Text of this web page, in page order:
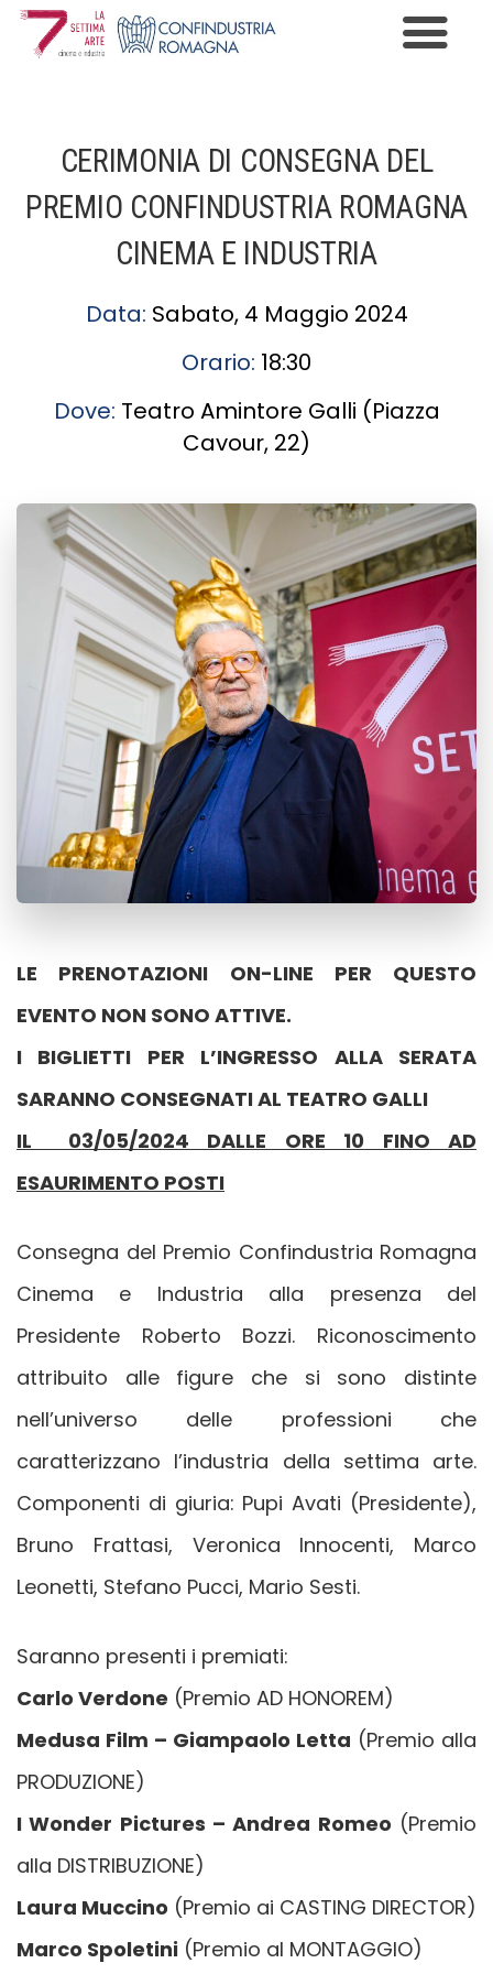
Programma
Edizioni
CERIMONIA DI CONSEGNA DEL
PREMIO CONFINDUSTRIA ROMAGNA
CINEMA E INDUSTRIA
Data: Sabato, 4 Maggio 2024
Orario: 18:30
Dove: Teatro Amintore Galli (Piazza
Cavour, 22)
LE PRENOTAZIONI ON-LINE PER QUESTO
EVENTO NON SONO ATTIVE.
I BIGLIETTI PER L’INGRESSO ALLA SERATA
SARANNO CONSEGNATI AL TEATRO GALLI
IL 03/05/2024 DALLE ORE 10 FINO AD
ESAURIMENTO POSTI
Consegna del Premio Confindustria Romagna
Cinema e Industria alla presenza del
Presidente Roberto Bozzi. Riconoscimento
attribuito alle figure che si sono distinte
nell’universo delle professioni che
caratterizzano l’industria della settima arte.
Componenti di giuria: Pupi Avati (Presidente),
Bruno Frattasi, Veronica Innocenti, Marco
Leonetti, Stefano Pucci, Mario Sesti.
Saranno presenti i premiati:
Carlo Verdone (Premio AD HONOREM)
Medusa Film – Giampaolo Letta (Premio alla
PRODUZIONE)
I Wonder Pictures – Andrea Romeo (Premio
alla DISTRIBUZIONE)
Laura Muccino (Premio ai CASTING DIRECTOR)
Marco Spoletini (Premio al MONTAGGIO)